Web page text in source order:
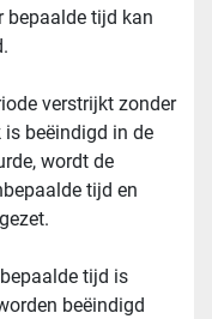
bepaalde tijd kan
verstrijkt zonder
beëindigd in de
wordt de
tijd en
tijd is
beëindigd